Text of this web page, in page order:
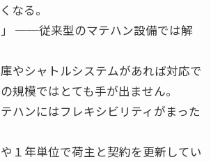
なる。
──従来型のマテハン設備では解
やシャトルシステムがあれば対応で
規模ではとても手が出ません。
ハンにはフレキシビリティがまった
１年単位で荷主と契約を更新してい